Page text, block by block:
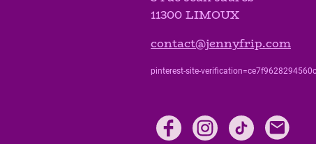
11300 LIMOUX
contact@jennyfrip.com
pinterest-site-